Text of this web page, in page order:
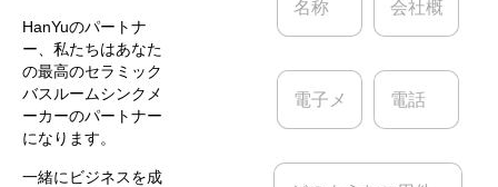
HanYuのパートナ
ー、私たちはあなた
の最高のセラミック
バスルームシンクメ
ーカーのパートナー
になります。
一緒にビジネスを成
*
概
電
メ
ル
電
メ